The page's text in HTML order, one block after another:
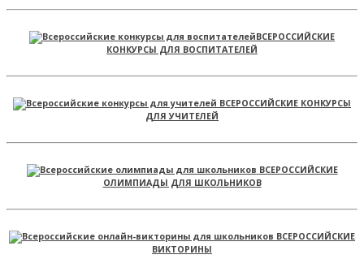
ВСЕРОССИЙСКИЕ
КОНКУРСЫ ДЛЯ ВОСПИТАТЕЛЕЙ
ВСЕРОССИЙСКИЕ КОНКУРСЫ
ДЛЯ УЧИТЕЛЕЙ
ВСЕРОССИЙСКИЕ
ОЛИМПИАДЫ ДЛЯ ШКОЛЬНИКОВ
ВСЕРОССИЙСКИЕ
ВИКТОРИНЫ